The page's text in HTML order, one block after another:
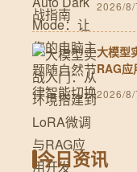
2026/
大模型
RAG应
2026/
今日资讯